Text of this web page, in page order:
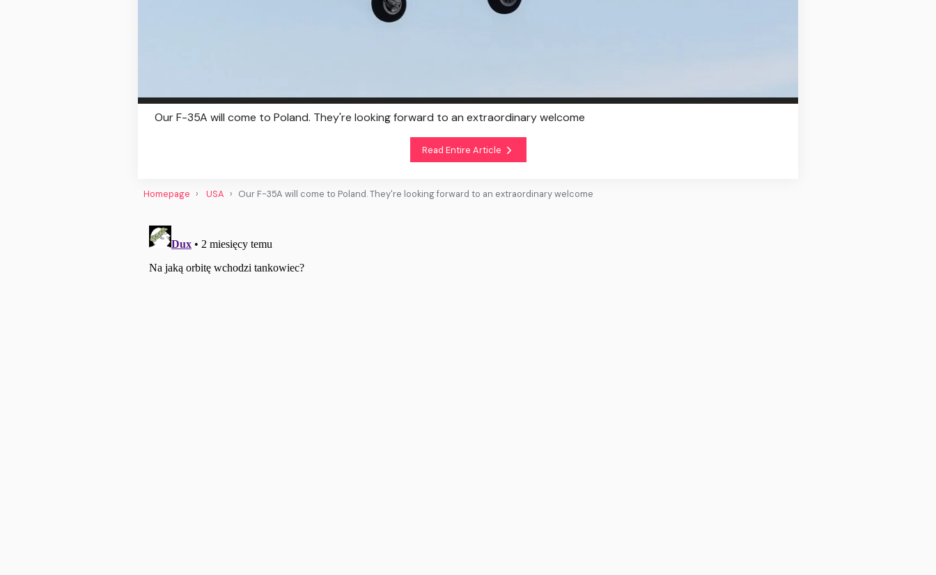
Our F-35A will come to Poland. They're looking forward to an extraordinary welcome
Read Entire Article
Homepage USA Our F-35A will come to Poland. They're looking forward to an extraordinary welcome